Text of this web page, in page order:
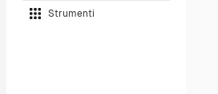
Strumenti